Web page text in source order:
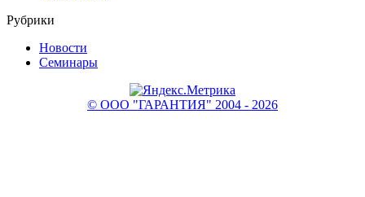
Рубрики
Новости
Семинары
© ООО "ГАРАНТИЯ" 2004 - 2026